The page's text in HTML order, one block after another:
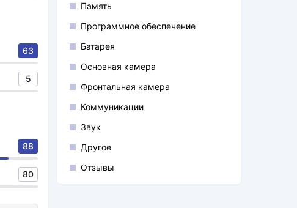
63
5
88
80
Память
Программное обеспечение
Батарея
Основная камера
Фронтальная камера
Коммуникации
Звук
Другое
Отзывы